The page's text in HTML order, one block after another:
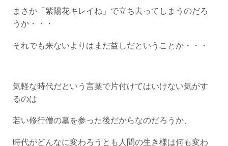
まさか「紫陽花キレイね」で立ち去ってしまうのだろ
うか・・・
それでも来ないよりはまだ益しだということか・・・
気軽な時代だという言葉で片付けてはいけない気がす
るのは
若い修行僧の墓を参った後だからなのだろうか、
時代がどんなに変わろうとも人間の生き様は何も変わ